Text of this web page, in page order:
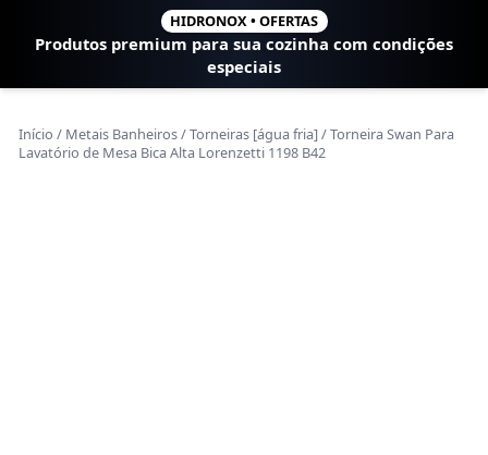
HIDRONOX • OFERTAS
Produtos premium para sua cozinha com condições
especiais
Início / Metais Banheiros/Torneiras [água fria]/ Torneira Swan Para
Lavatório de Mesa Bica Alta Lorenzetti 1198 B42